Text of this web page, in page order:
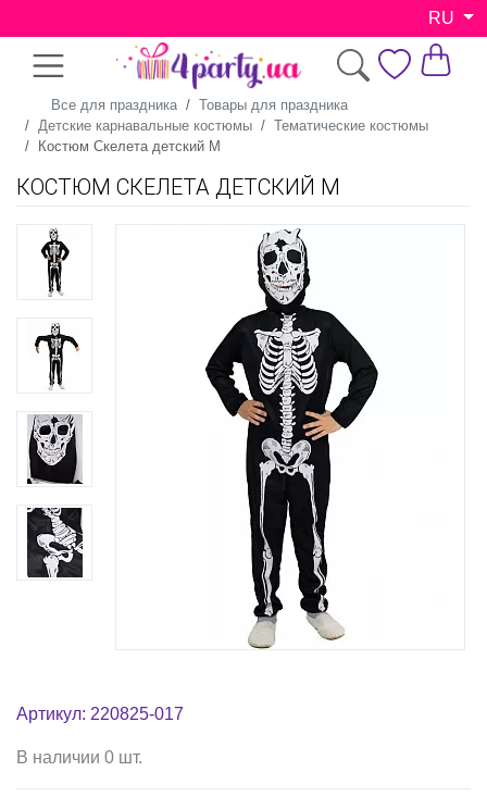
RU
Все для праздника
Товары для праздника
Детские карнавальные костюмы
Тематические костюмы
Костюм Скелета детский M
КОСТЮМ СКЕЛЕТА ДЕТСКИЙ M
Артикул: 220825-017
В наличии 0 шт.